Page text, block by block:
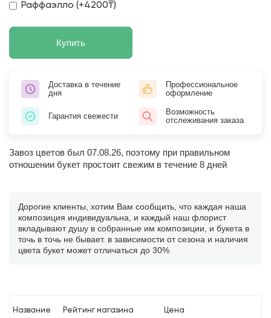
Раффаэлло (+4200₸)
Купить
Доставка в течение
дня
Профессиональное
оформление
Гарантия свежести
Возможность
отслеживания заказа
Завоз цветов был 07.08.26, поэтому при правильном
отношении букет простоит свежим в течение 8 дней
Дорогие клиенты, хотим Вам сообщить, что каждая наша
композиция индивидуальна, и каждый наш флорист
вкладывают душу в собранные им композиции, и букета в
точь в точь не бывает. в зависимости от сезона и наличия
цвета букет может отличаться до 30%
Название Рейтинг магазина Цена